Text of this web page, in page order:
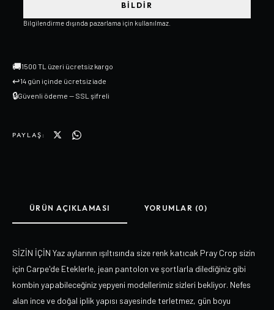
BILDIR
Bilgilendirme dışında pazarlama için kullanılmaz.
🚚1500 TL üzeri ücretsiz kargo
↩14 gün içinde ücretsiz iade
🔒Güvenli ödeme — SSL şifreli
PAYLAŞ:
ÜRÜN AÇIKLAMASI YORUMLAR (0)
SİZİN İÇİN Yaz aylarının ışıltısında size renk katıcak Pray Crop sizin
için Carpe'de Eteklerle, jean pantolon ve şortlarla dilediğiniz gibi
kombin yapabileceğiniz yepyeni modellerimiz sizleri bekliyor. Nefes
alan ince ve doğal iplik yapısı sayesinde terletmez, gün boyu